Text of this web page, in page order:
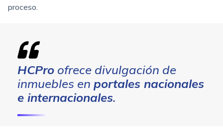
proceso.
HCPro ofrece divulgación de
inmuebles en portales nacionales
e internacionales.